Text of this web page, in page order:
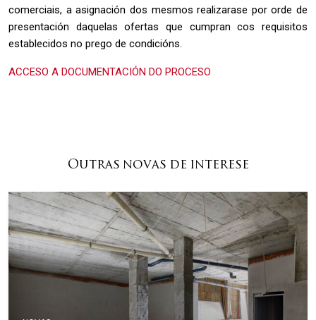
comerciais, a asignación dos mesmos realizarase por orde de
presentación daquelas ofertas que cumpran cos requisitos
establecidos no prego de condicións.
ACCESO A DOCUMENTACIÓN DO PROCESO
Outras novas de interese